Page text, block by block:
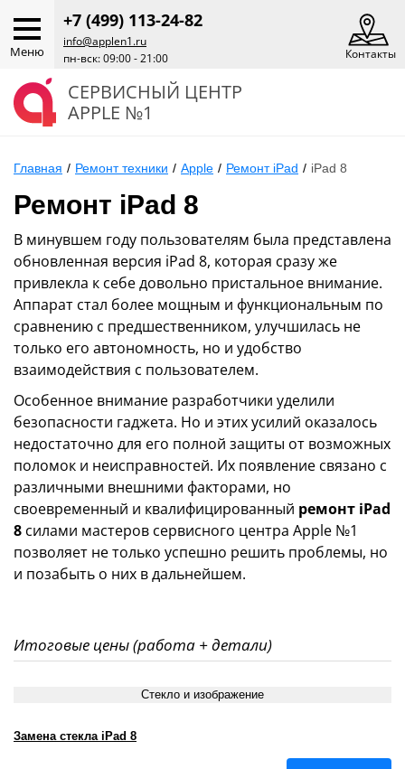
Меню
+7 (499) 113-24-82
info@applen1.ru
пн-вск: 09:00 - 21:00
Контакты
СЕРВИСНЫЙ ЦЕНТР
APPLE №1
Главная / Ремонт техники / Apple / Ремонт iPad / iPad 8
Ремонт iPad 8
В минувшем году пользователям была представлена
обновленная версия iPad 8, которая сразу же
привлекла к себе довольно пристальное внимание.
Аппарат стал более мощным и функциональным по
сравнению с предшественником, улучшилась не
только его автономность, но и удобство
взаимодействия с пользователем.
Особенное внимание разработчики уделили
безопасности гаджета. Но и этих усилий оказалось
недостаточно для его полной защиты от возможных
поломок и неисправностей. Их появление связано с
различными внешними факторами, но
своевременный и квалифицированный ремонт iPad
8 силами мастеров сервисного центра Apple №1
позволяет не только успешно решить проблемы, но
и позабыть о них в дальнейшем.
Итоговые цены (работа + детали)
Стекло и изображение
Замена стекла iPad 8